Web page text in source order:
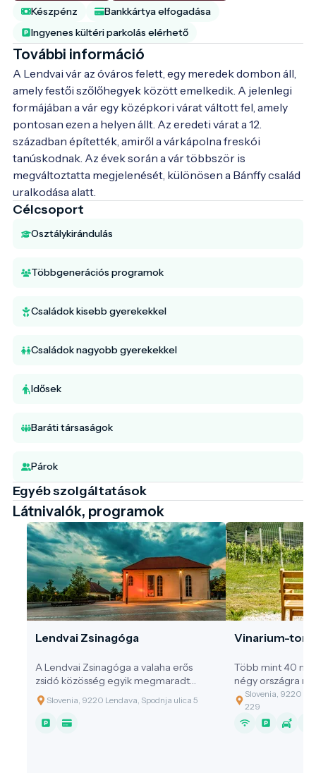
Készpénz
Bankkártya elfogadása
Ingyenes kültéri parkolás elérhető
További információ
A Lendvai vár az óváros felett, egy meredek dombon áll,
amely festői szőlőhegyek között emelkedik. A jelenlegi
formájában a vár egy középkori várat váltott fel, amely
pontosan ezen a helyen állt. Az eredeti várat a 12.
században építették, amiről a várkápolna freskói
tanúskodnak. Az évek során a vár többször is
megváltoztatta megjelenését, különösen a Bánffy család
uralkodása alatt.
Célcsoport
Osztálykirándulás
Többgenerációs programok
Családok kisebb gyerekekkel
Családok nagyobb gyerekekkel
Idősek
Baráti társaságok
Párok
Egyéb szolgáltatások
Látnivalók, programok
Lendvai Zsinagóga
A Lendvai Zsinagóga a valaha erős
zsidó közösség egyik megmaradt
emlékműve, amely egészen a második
világháborúig Lendva városának
fejlődési motorja volt.
Slovenia, 9220 Lendava, Spodnja ulica 5
Vinarium-
Több mint 40
négy országra
Lendva
és 360 fokos
változatos tájra,
Slovenia, 9220
229